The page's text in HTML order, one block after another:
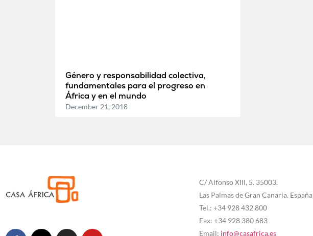
Género y responsabilidad colectiva,
fundamentales para el progreso en
África y en el mundo
December 21, 2018
C/ Alfonso XIII, 5. 35003.
Las Palmas de Gran Canaria. España
Tel.: +34 928 432 800
Fax: +34 928 380 683
Email: info@casafrica.es